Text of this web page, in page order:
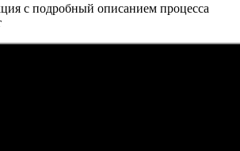
с подробный описанием процесса